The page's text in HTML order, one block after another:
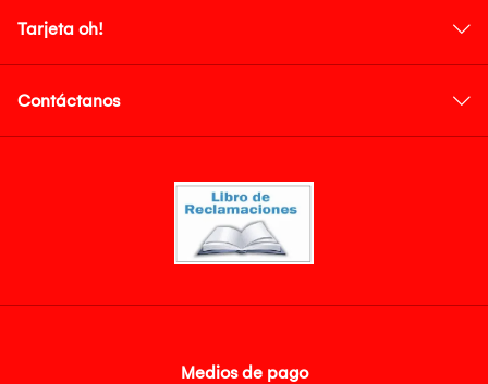
Tarjeta oh!
Contáctanos
Medios de pago